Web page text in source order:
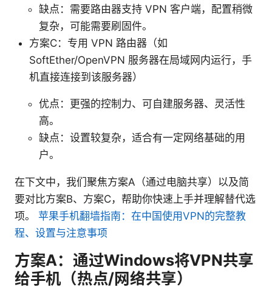
缺点：需要路由器支持 VPN 客户端，配置稍微
复杂，可能需要刷固件。
方案C：专用 VPN 路由器（如
SoftEther/OpenVPN 服务器在局域网内运行，手
机直接连接到该服务器）
优点：更强的控制力、可自建服务器、灵活性
高。
缺点：设置较复杂，适合有一定网络基础的用
户。
在下文中，我们聚焦方案A（通过电脑共享）以及简
要对比方案B、方案C，帮助你快速上手并理解替代选
项。 苹果手机翻墙指南：在中国使用VPN的完整教
程、设置与注意事项
方案A：通过Windows将VPN共享
给手机（热点/网络共享）